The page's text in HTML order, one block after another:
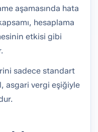
aşamasında hata
hesaplama
etkisi gibi
sadece standart
asgari vergi eşiğiyle